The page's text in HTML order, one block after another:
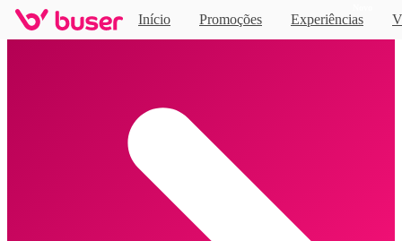
Início Promoções Experiências
Home